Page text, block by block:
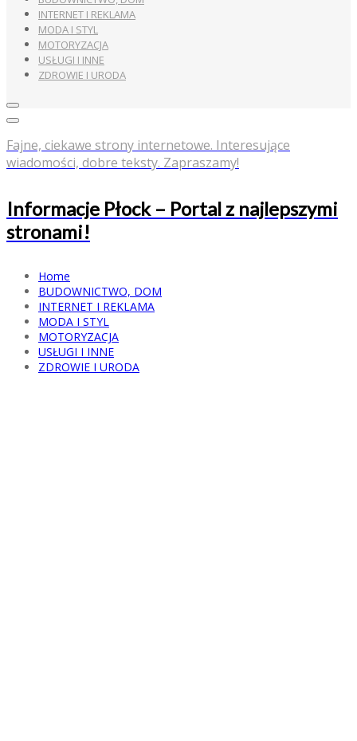
INTERNET I REKLAMA
MODA I STYL
MOTORYZACJA
USŁUGI I INNE
ZDROWIE I URODA
Fajne, ciekawe strony internetowe. Interesujące
wiadomości, dobre teksty. Zapraszamy!
Informacje Płock – Portal z najlepszymi
stronami!
Home
BUDOWNICTWO, DOM
INTERNET I REKLAMA
MODA I STYL
MOTORYZACJA
USŁUGI I INNE
ZDROWIE I URODA